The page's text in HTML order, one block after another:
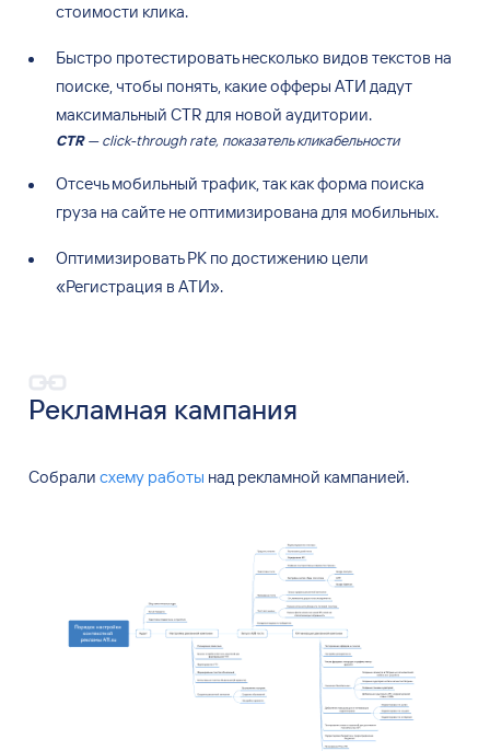
стоимости клика.
Быстро протестировать несколько видов текстов на
поиске, чтобы понять, какие офферы АТИ дадут
максимальный CTR для новой аудитории.
CTR— click-through rate, показатель кликабельности
Отсечь мобильный трафик, так как форма поиска
груза на сайте неоптимизирована для мобильных.
Оптимизировать РК по достижению цели
«Регистрация в АТИ».
Рекламная кампания
Собрали схему работы над рекламной кампанией.